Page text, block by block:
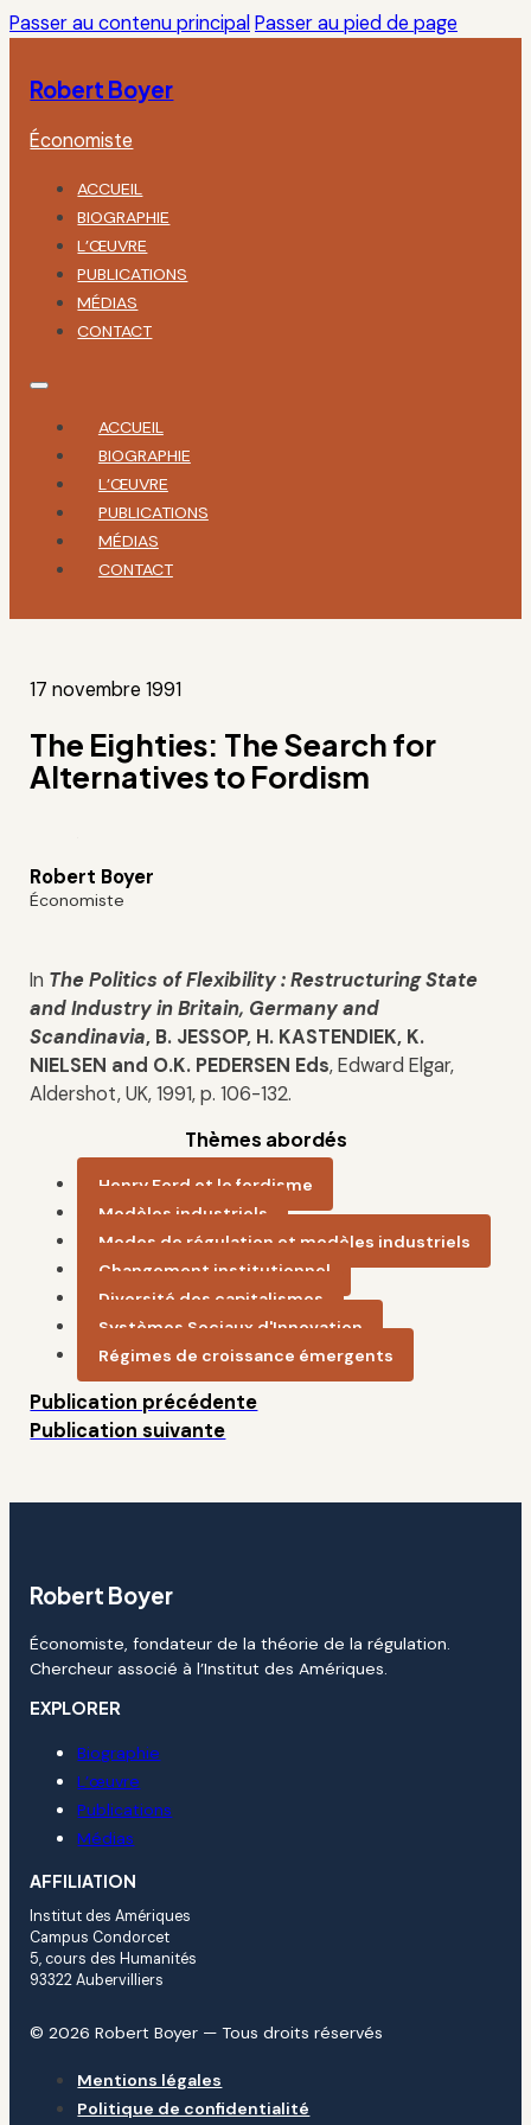
Passer au contenu principal Passer au pied de page
Robert Boyer
Économiste
ACCUEIL
BIOGRAPHIE
L’ŒUVRE
PUBLICATIONS
MÉDIAS
CONTACT
ACCUEIL
BIOGRAPHIE
L’ŒUVRE
PUBLICATIONS
MÉDIAS
CONTACT
17 novembre 1991
The Eighties: The Search for
Alternatives to Fordism
Robert Boyer
Économiste
In The Politics of Flexibility : Restructuring State
and Industry in Britain, Germany and
Scandinavia, B. JESSOP, H. KASTENDIEK, K.
NIELSEN and O.K. PEDERSEN Eds, Edward Elgar,
Aldershot, UK, 1991, p. 106-132.
Thèmes abordés
Henry Ford et le fordisme
Modèles industriels
Modes de régulation et modèles industriels
Changement institutionnel
Diversité des capitalismes
Systèmes Sociaux d'Innovation
Régimes de croissance émergents
Publication précédente
Publication suivante
Robert Boyer
Économiste, fondateur de la théorie de la régulation.
Chercheur associé à l’Institut des Amériques.
EXPLORER
Biographie
L’œuvre
Publications
Médias
AFFILIATION
Institut des Amériques
Campus Condorcet
5, cours des Humanités
93322 Aubervilliers
© 2026 Robert Boyer — Tous droits réservés
Mentions légales
Politique de confidentialité